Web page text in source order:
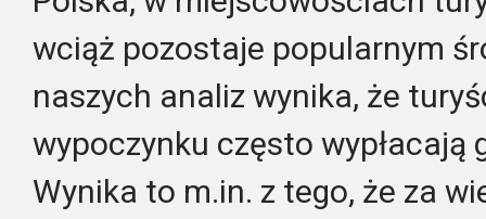
wciąż pozostaje popularnym
naszych analiz wynika, że
wypoczynku często wypłacają
Wynika to m.in. z tego, że za